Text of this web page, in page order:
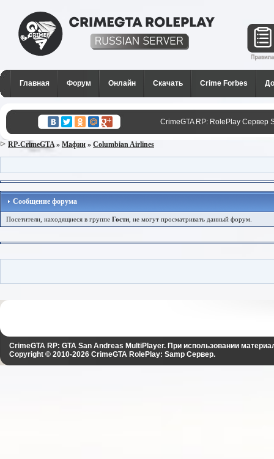
CrimeGTA RP - Лучший РП
сервер SAMP в России для
Главная Форум Онлайн Скачать Crime Forbes
CrimeGTA RP: RolePlay Сервер
RP-CrimeGTA» Мафии » Columbian Airlines
Сообщение форума
Посетители, находящиеся в группе Гости , не могут просматривать данный форум.
CrimeGTA RP: GTA San Andreas MultiPlayer. При использовании
Copyright © 2010-2026 CrimeGTA RolePlay: Samp Сервер.